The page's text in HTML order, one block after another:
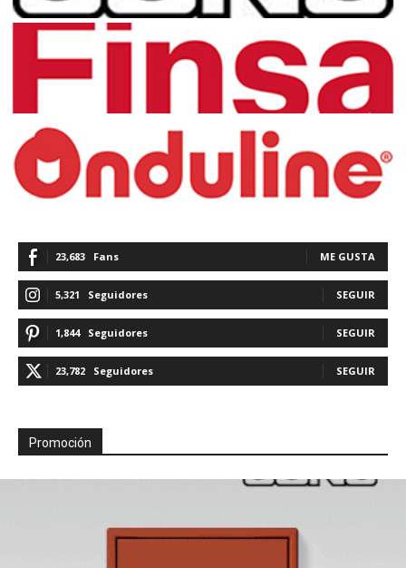
23,683 Fans ME GUSTA
5,321 Seguidores SEGUIR
1,844 Seguidores SEGUIR
23,782 Seguidores SEGUIR
Promoción